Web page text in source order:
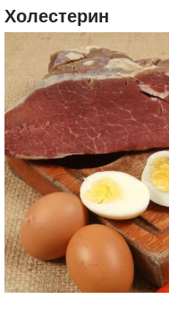
Холестерин